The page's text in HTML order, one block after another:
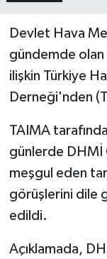
Devlet Hava
gündemde olan
ilişkin Türkiye
Derneği'nden
TAIMA
günlerde DHMİ
meşgul eden
görüşlerini dile
edildi.
Açıklamada,